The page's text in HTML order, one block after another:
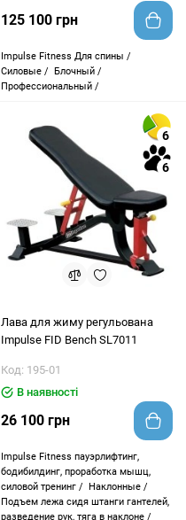
125 100 грн
Impulse Fitness Для спины /
Силовые /
Блочный /
Профессиональный /
6
6
Лава для жиму регульована
Impulse FID Bench SL7011
Код: 195-01
В наявності
26 100 грн
Impulse Fitness пауэрлифтинг,
бодибилдинг, проработка мышц,
силовой тренинг /
Наклонные /
Подъем лежа сидя штанги гантелей,
разведение рук, тяга в наклоне /